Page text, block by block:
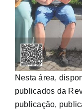
Nesta área,
publicados da
publicação,